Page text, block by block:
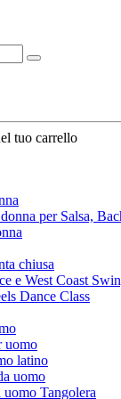
tuo carrello
per Salsa,
chiusa
e West Coast
Dance Class
uomo
latino
uomo
uomo Tangolera